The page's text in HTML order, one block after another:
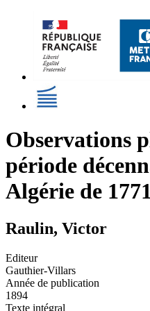
Observations
période
Algérie de
Raulin, Victor
Editeur
Gauthier-Villars
Année de publication
1894
Texte intégral